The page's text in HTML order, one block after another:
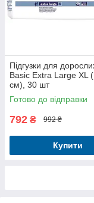
Підгузки для
Basic Extra Large XL
см), 30 шт
Готово до відправки
792 ₴ 992 ₴
Купити